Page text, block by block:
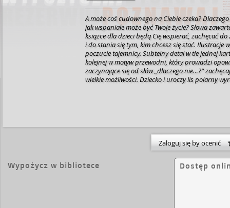
A może coś cudownego na Ciebie czeka?
jak wspaniałe może być Twoje życie? Słowa
książce dla dzieci będą Cię wspierać, zachęcać do
i do stania się tym, kim chcesz się stać. Ilustracje wzbudzają zachwyt i
poczucie tajemnicy. Subtelny detal w tle jednej
kolejnej w motyw przewodni, który prowadzi
zaczynające się od słów „dlaczego nie…?”
wielkie możliwości. Dziecko i uroczy lis polarny
wieku. Ilustratorka czerpie natchnienie z klasyki
Dodaje od siebie atmosferę spokoju i
empatyczną przestrzeń, w której czytelnik czuje
doceniony. Nie narzuca swojej narracji ani nie
Zaloguj się by ocenić
Wypożycz w bibliotece Dostęp